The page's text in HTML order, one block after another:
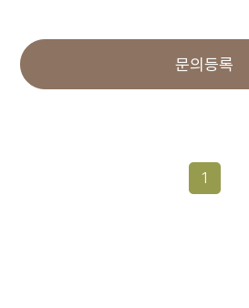
문의등록
1